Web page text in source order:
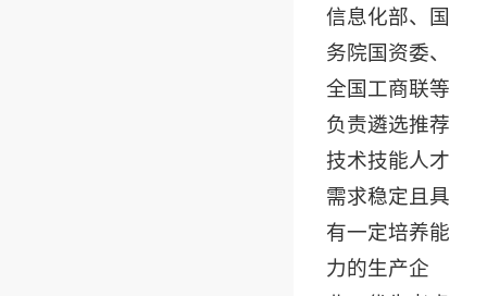
信息化部、国
务院国资委、
全国工商联等
负责遴选推荐
技术技能人才
需求稳定且具
有一定培养能
力的生产企